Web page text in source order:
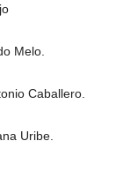
Melo.
Caballero.
Uribe.